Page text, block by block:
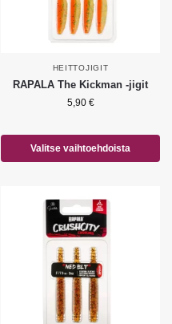
HEITTOJIGIT
RAPALA The Kickman -jigit
5,90 €
Valitse vaihtoehdoista